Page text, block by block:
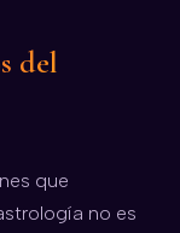
del
que
no es